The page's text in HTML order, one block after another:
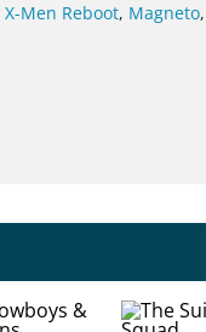
X-Men Reboot, Magneto,